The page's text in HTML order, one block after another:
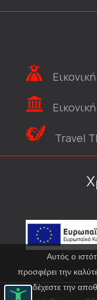
Αυτός ο
προσφέρει την
αποδέχεστε την
Travel